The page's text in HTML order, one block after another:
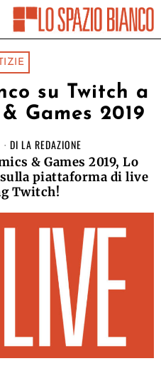
su Twitch a
Games 2019
DI LA REDAZIONE
& Games 2019, Lo
piattaforma di live
Twitch!